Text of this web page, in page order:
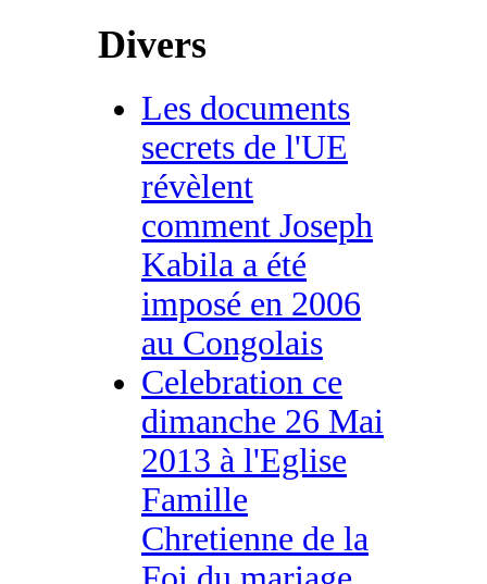
Divers
Les documents
secrets de l'UE
révèlent
comment Joseph
Kabila a été
imposé en 2006
au Congolais
Celebration ce
dimanche 26 Mai
2013 à l'Eglise
Famille
Chretienne de la